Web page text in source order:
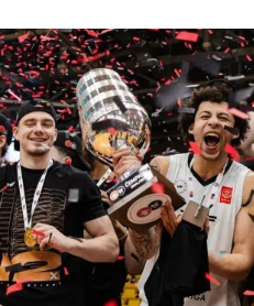
КІБЕРСПОРТ
ЧС-2026
ФУТЗАЛ
ІНШІ
БУКМЕКЕРИ